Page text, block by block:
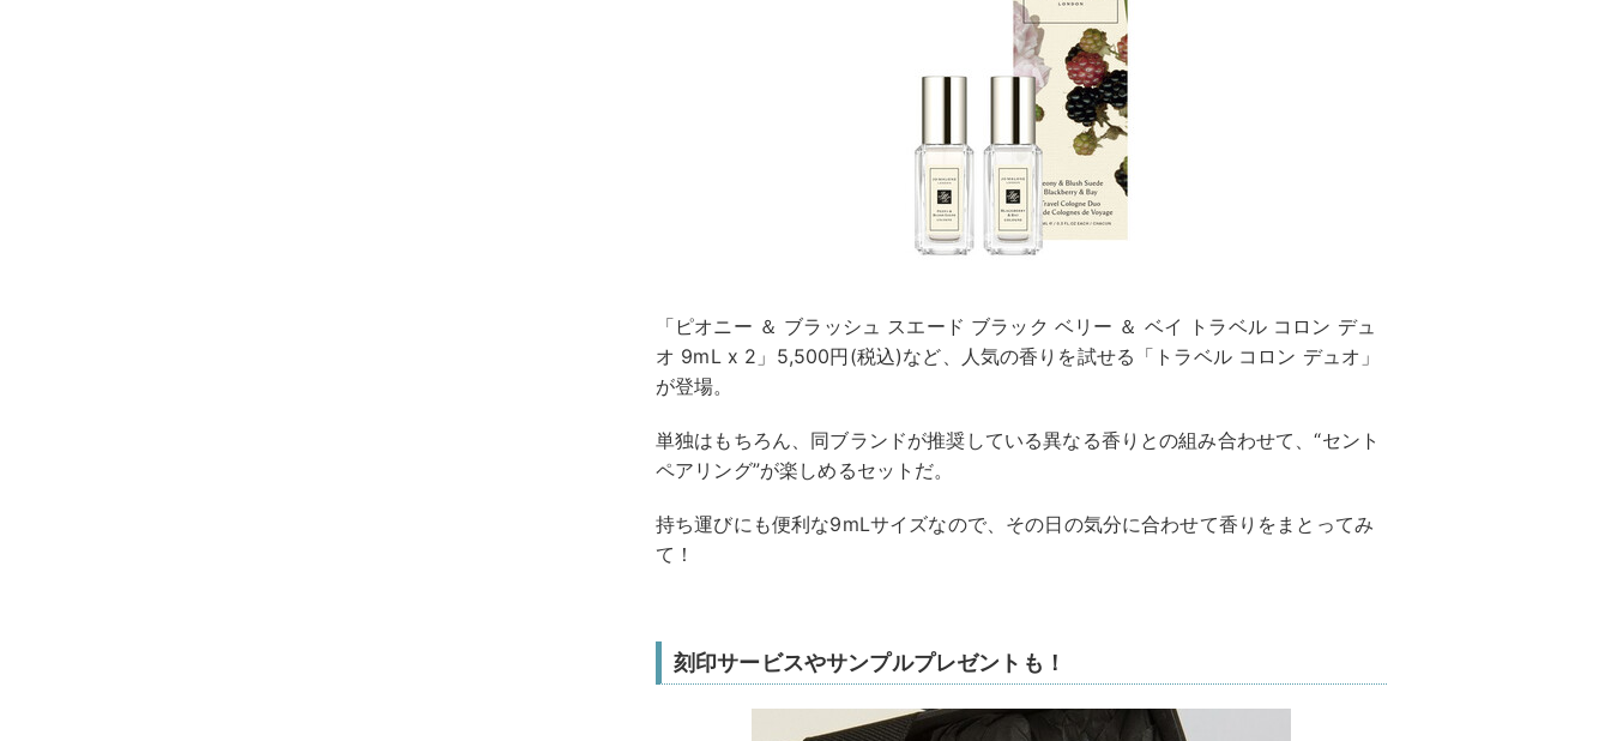
「ピオニー ＆ ブラッシュ スエード ブラック ベリー ＆ ベイ トラベル コロン デュ
オ 9mL x 2」5,500円(税込)など、人気の香りを試せる「トラベル コロン デュオ」
が登場。
単独はもちろん、同ブランドが推奨している異なる香りとの組み合わせて、“セント
ペアリング”が楽しめるセットだ。
持ち運びにも便利な9mLサイズなので、その日の気分に合わせて香りをまとってみ
て！
刻印サービスやサンプルプレゼントも！